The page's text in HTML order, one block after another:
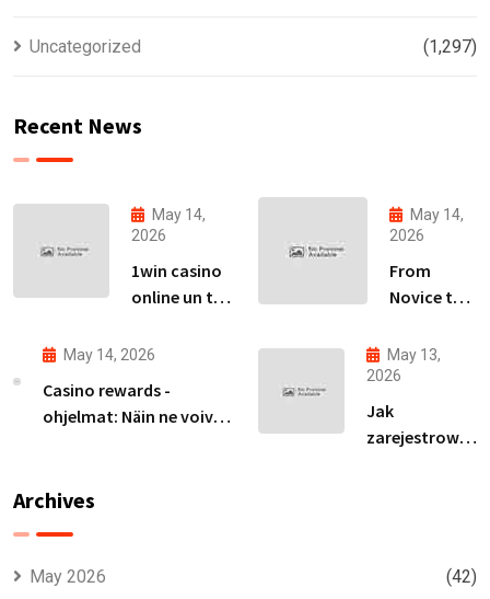
Uncategorized (1,297)
Recent News
May 14,
2026
1win casino
online un tā
izpēte
tirgū
May 14,
2026
From
Novice to
Your Path
to
an Avia
May 14, 2026
Casino rewards -
ohjelmat: Näin ne voivat
May 13,
2026
Jak
zarejestrować
Archives
May 2026 (42)